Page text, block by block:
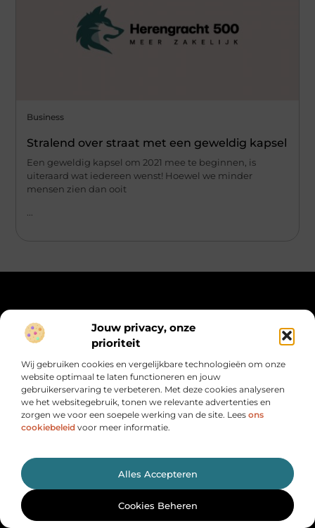
Jouw privacy, onze
prioriteit
Wij gebruiken cookies en vergelijkbare technologieën om onze
website optimaal te laten functioneren en jouw
gebruikerservaring te verbeteren. Met deze cookies analyseren
we het websitegebruik, tonen we relevante advertenties en
zorgen we voor een soepele werking van de site. Lees ons
cookiebeleid voor meer informatie.
Alles Accepteren
Cookies Beheren
Business
Stralend over straat met een geweldig kapsel
Een geweldig kapsel om 2021 mee te beginnen, is
uiteraard wat iedereen wenst! Hoewel we minder
mensen zien dan ooit
Alles wat je nodig hebt, op één plek
verzameld.
Van motiverende verhalen tot handige tips, ontdek de